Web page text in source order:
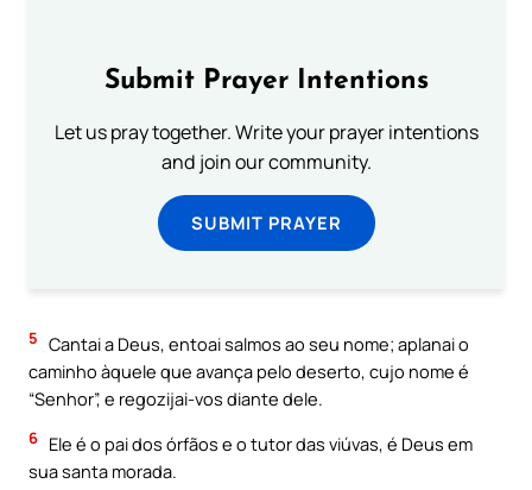
Submit Prayer Intentions
Let us pray together. Write your prayer intentions
and join our community.
SUBMIT PRAYER
5 Cantai a Deus, entoai salmos ao seu nome; aplanai o
caminho àquele que avança pelo deserto, cujo nome é
“Senhor”, e regozijai-vos diante dele.
6 Ele é o pai dos órfãos e o tutor das viúvas, é Deus em
sua santa morada.